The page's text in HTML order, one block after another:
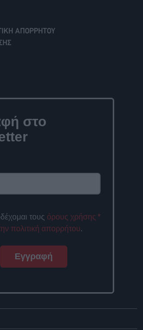
ΑΠΟΡΡΗΤΟΥ
στο
τους όρους χρήσης
πολιτική απορρήτου.
*
Εγγραφή